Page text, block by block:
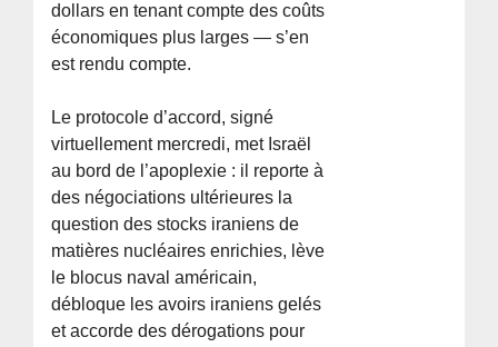
dollars en tenant compte des coûts
économiques plus larges — s’en
est rendu compte.
Le protocole d’accord, signé
virtuellement mercredi, met Israël
au bord de l’apoplexie : il reporte à
des négociations ultérieures la
question des stocks iraniens de
matières nucléaires enrichies, lève
le blocus naval américain,
débloque les avoirs iraniens gelés
et accorde des dérogations pour